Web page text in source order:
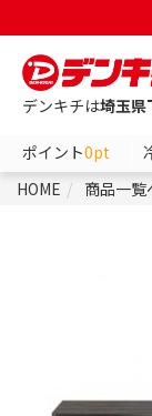
デンキチは埼玉県
ポイント0pt
HOME
商品一覧